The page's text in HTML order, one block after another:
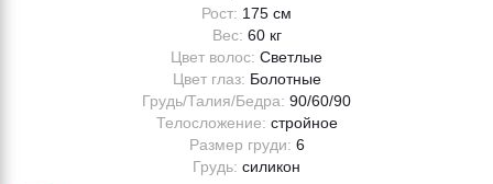
Рост: 175 см
Вес: 60 кг
Цвет волос: Светлые
Цвет глаз: Болотные
Грудь/Талия/Бедра: 90/60/90
Телосложение: стройное
Размер груди: 6
Грудь: силикон